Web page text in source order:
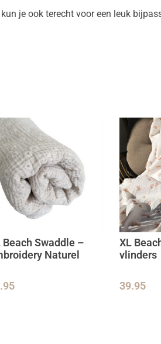
je ook terecht voor een leuk
Beach Swaddle –
Naturel
XL
vlinders
39.95